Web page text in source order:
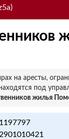
на аресты,
под
жилья